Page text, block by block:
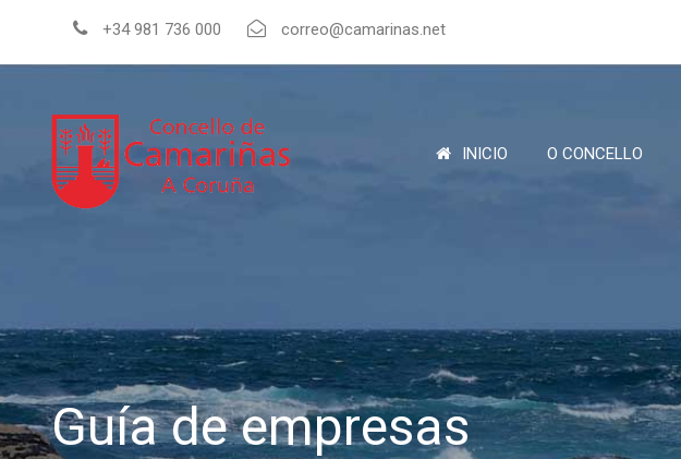
+34 981 736 000 correo@camarinas.net
INICIO O CONCELLO
Guía de empresas